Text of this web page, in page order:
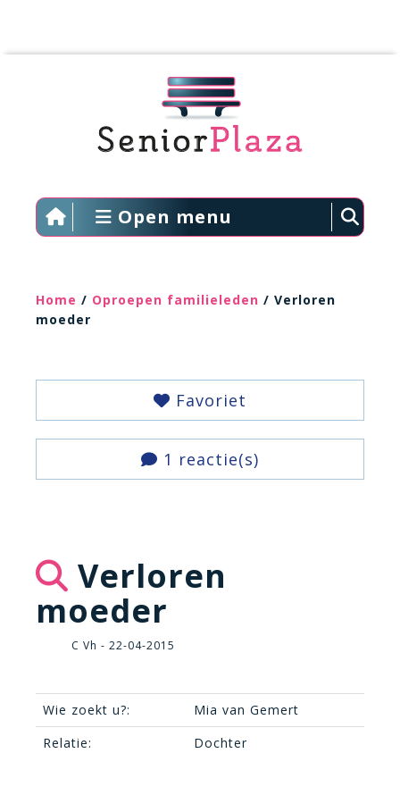
Open menu
Home / Oproepen familieleden / Verloren
moeder
Favoriet
1 reactie(s)
Verloren
moeder
C Vh - 22-04-2015
Wie zoekt u?:
Mia van Gemert
Relatie:
Dochter